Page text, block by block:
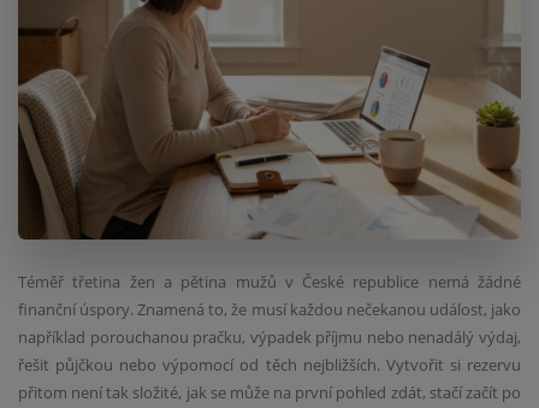
Téměř třetina žen a pětina mužů v České republice nemá žádné
finanční úspory. Znamená to, že musí každou nečekanou událost, jako
například porouchanou pračku, výpadek příjmu nebo nenadálý výdaj,
řešit půjčkou nebo výpomocí od těch nejbližších. Vytvořit si rezervu
přitom není tak složité, jak se může na první pohled zdát, stačí začít po